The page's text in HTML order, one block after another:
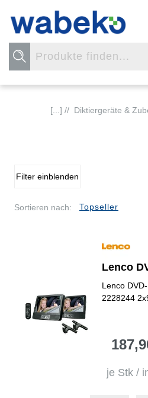
[...] // Diktiergeräte &
Filter einblenden
Sortieren nach:
Lenco
Lenco
2228244
je Stk /